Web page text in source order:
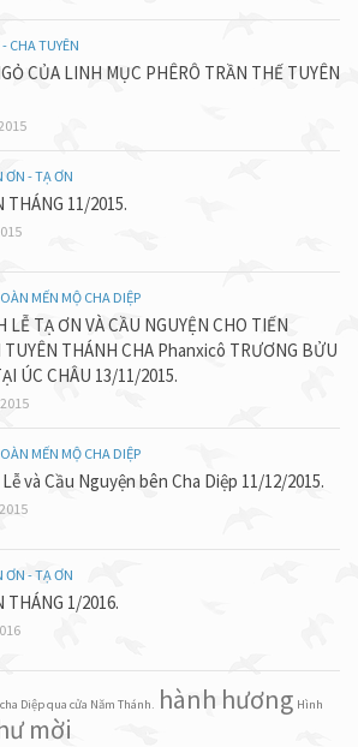
CHA TUYÊN
CỦA LINH MỤC PHÊRÔ TRẦN THẾ TUYÊN
ƠN - TẠ ƠN
THÁNG 11/2015.
MẾN MỘ CHA DIỆP
LỄ TẠ ƠN VÀ CẦU NGUYỆN CHO TIẾN
TUYÊN THÁNH CHA Phanxicô TRƯƠNG BỬU
ÚC CHÂU 13/11/2015.
MẾN MỘ CHA DIỆP
và Cầu Nguyện bên Cha Diệp 11/12/2015.
ƠN - TẠ ƠN
THÁNG 1/2016.
Diệp qua cửa Năm Thánh. hành hương Hình
mời